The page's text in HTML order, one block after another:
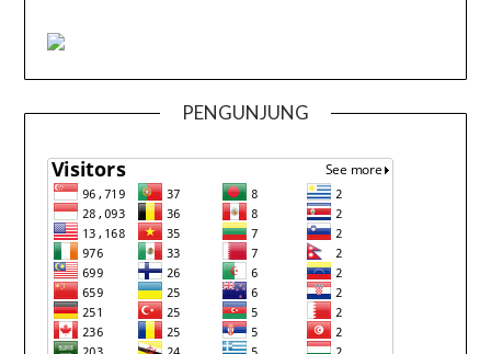
PENGUNJUNG